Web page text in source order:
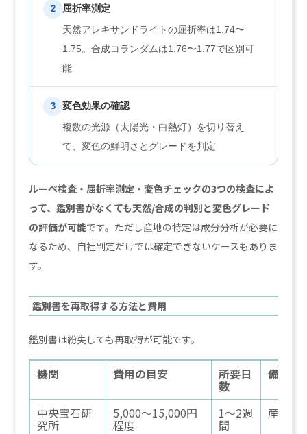
2
屈折率測定
天然アレキサンドライトの屈折率は1.74〜
1.75。合成コランダムは1.76〜1.77で区別可
能
3
変色効果の確認
複数の光源（太陽光・白熱灯）を切り替え
て、変色の鮮明さとグレードを判定
ルーペ検査・屈折率測定・変色チェックの3つの検査によ
って、鑑別書がなくても天然/合成の判別と変色グレード
の評価が可能です。ただし産地の特定は成分分析が必要に
なるため、自社判定だけでは確定できないケースもありま
す。
鑑別書を再取得する方法と費用
鑑別書は紛失しても再取得が可能です。
機関 費用の目安 所要日
数
備考
中央宝石研
究所
5,000〜15,000円
程度
1〜2週
間
産地特